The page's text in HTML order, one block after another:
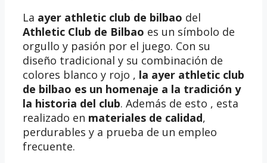
La ayer athletic club de bilbao del
Athletic Club de Bilbao es un símbolo de
orgullo y pasión por el juego. Con su
diseño tradicional y su combinación de
colores blanco y rojo , la ayer athletic club
de bilbao es un homenaje a la tradición y
la historia del club. Además de esto , esta
realizado en materiales de calidad,
perdurables y a prueba de un empleo
frecuente.